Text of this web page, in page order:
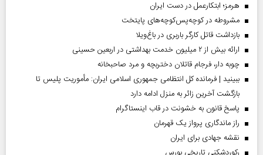
هرمز؛ ابتکارعمل در دست ایران
مشروطه در کوچه‌پس‌کوچه‌های پایتخت
بازداشت قاتل کارگر باربری در باغ‌ویلا
ارائه بیش از ۲ میلیون خدمت بهداشتی در اربعین حسینی
چوبه دار، فرجام قاتلان دختربچه و مرد صاحبخانه
ببینید | فرمانده کل انتظامی جمهوری اسلامی ایران­: مأموریت پلیس تا
بازگشت آخرین زائر به منزل ادامه دارد
پاسخ قانون به خشونت در قاب اینستاگرام
راز ماندگاری پرواز یک قهرمان
نقشه جهادی برای ایران